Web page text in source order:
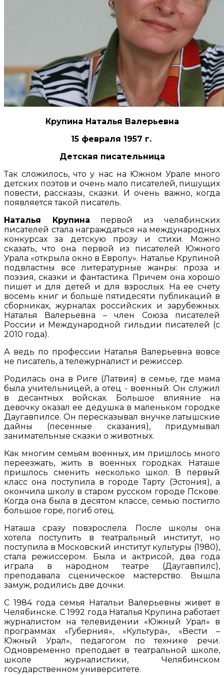
Крупина Наталья Валерьевна
15 февраля 1957 г.
Детская писательница
Так сложилось, что у нас на Южном Урале много
детских поэтов и очень мало писателей, пишущих
повести, рассказы, сказки. И очень важно, когда
появляется такой писатель.
Наталья Крупина первой из челябинских
писателей стала награждаться на международных
конкурсах за детскую прозу и стихи. Можно
сказать, что она первой из писателей Южного
Урала «открыла окно в Европу». Наталье Крупиной
подвластны все литературные жанры: проза и
поэзия, сказки и фантастика. Причем она хорошо
пишет и для детей и для взрослых. На ее счету
восемь книг и больше пятидесяти публикаций в
сборниках, журналах российских и зарубежных.
Наталья Валерьевна – член Союза писателей
России и Международной гильдии писателей (с
2010 года).
А ведь по профессии Наталья Валерьевна вовсе
не писатель, а тележурналист и режиссер.
Родилась она в Риге (Латвия) в семье, где мама
была учительницей, а отец - военный. Он служил
в десантных войсках. Большое влияние на
девочку оказал ее дедушка в маленьком городке
Даугавпилсе. Он пересказывал внучке латышские
дайны (песенные сказания), придумывал
занимательные сказки о животных.
Как многим семьям военных, им пришлось много
переезжать, жить в военных городках. Наташе
пришлось сменить несколько школ. В первый
класс она поступила в городе Тарту (Эстония), а
окончила школу в старом русском городе Пскове.
Когда она была в десятом классе, семью постигло
большое горе, погиб отец.
Наташа сразу повзрослела. После школы она
хотела поступить в театральный институт, но
поступила в Московский институт культуры (1980),
стала режиссером. Была и актрисой, два года
играла в народном театре (Даугавпилс),
преподавала сценическое мастерство. Вышла
замуж, родились две дочки.
С 1984 года семья Натальи Валерьевны живет в
Челябинске. С 1992 года Наталья Крупина работает
журналистом на телевидении «Южный Урал» в
программах «Губерния», «Культура», «Вести –
Южный Урал», педагогом по технике речи.
Одновременно преподает в театральной школе,
школе журналистики, Челябинском
государственном университете.